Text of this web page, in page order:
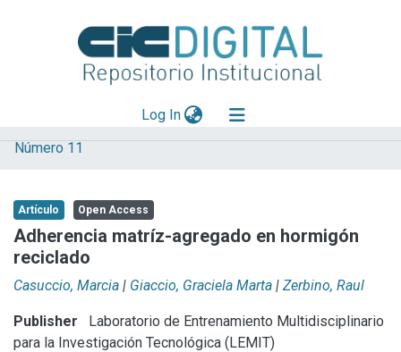
Log In(current)
Explorar
Aportar material
Statistics
Número 11
Artículo Open Access
Adherencia matríz-agregado en hormigón
reciclado
Casuccio, Marcia | Giaccio, Graciela Marta | Zerbino, Raul
Publisher
Laboratorio de Entrenamiento Multidisciplinario
para la Investigación Tecnológica (LEMIT)